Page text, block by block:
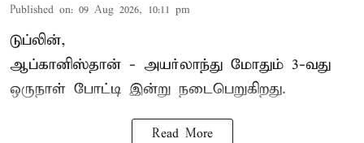
Published on: 09 Aug 2026, 10:11 pm
டுப்லின்,
ஆப்கானிஸ்தான் - அயர்லாந்து மோதும் 3-வது
ஒருநாள் போட்டி இன்று நடைபெறுகிறது.
Read More